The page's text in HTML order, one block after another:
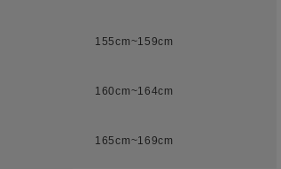
155cm~159cm
160cm~164cm
165cm~169cm